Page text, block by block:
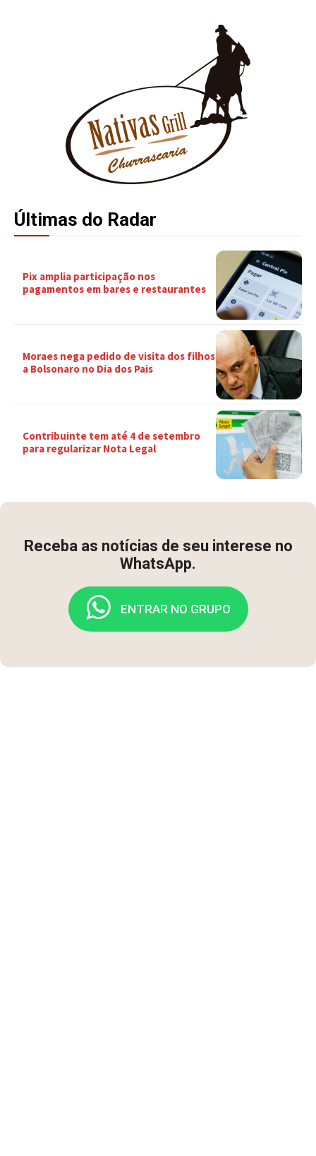
Últimas do Radar
Pix amplia participação nos
pagamentos em bares e restaurantes
Moraes nega pedido de visita dos filhos
a Bolsonaro no Dia dos Pais
Contribuinte tem até 4 de setembro
para regularizar Nota Legal
Receba as notícias de seu interese no
WhatsApp.
ENTRAR NO GRUPO